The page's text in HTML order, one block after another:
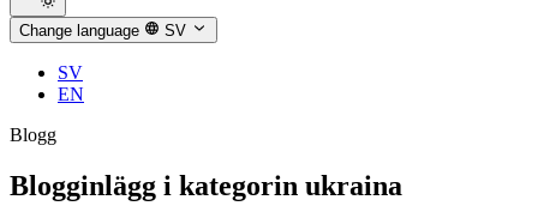
Change language SV
SV
EN
Blogg
Blogginlägg i kategorin ukraina